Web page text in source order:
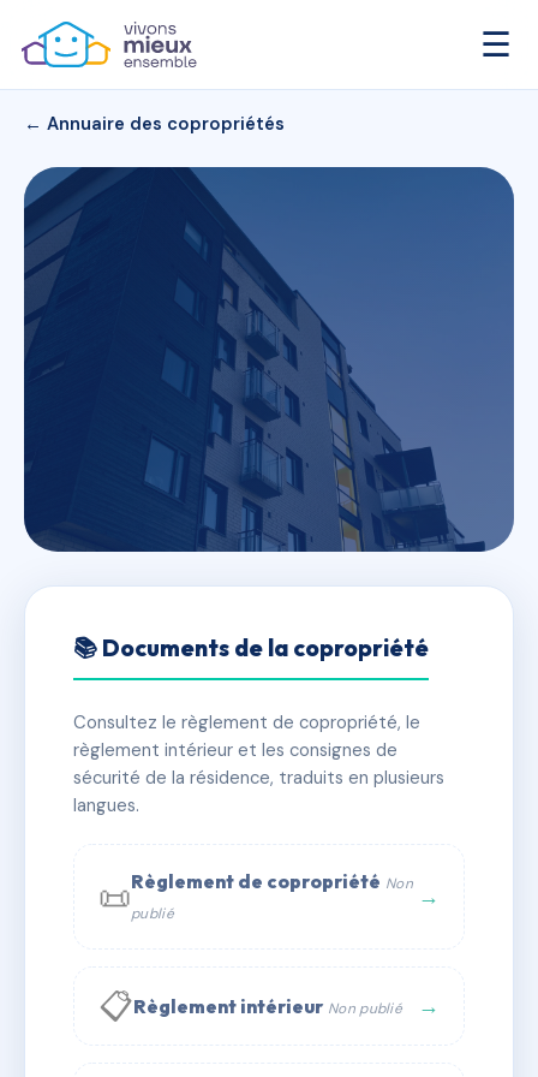
☰
← Annuaire des copropriétés
39 RUE DE LA GARDE
✓ Immatriculée 🏠 47 lots 🏗 1 bâtiment(s)
📞 Contacter Syndic Digital
📚 Documents de la copropriété
Consultez le règlement de copropriété, le
règlement intérieur et les consignes de
sécurité de la résidence, traduits en plusieurs
langues.
📜Règlement de copropriété Non
publié
→
📋Règlement intérieur Non publié →